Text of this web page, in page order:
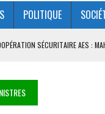
POLITIQUE
BURKINA FASO-
: PLUS DE 1 000